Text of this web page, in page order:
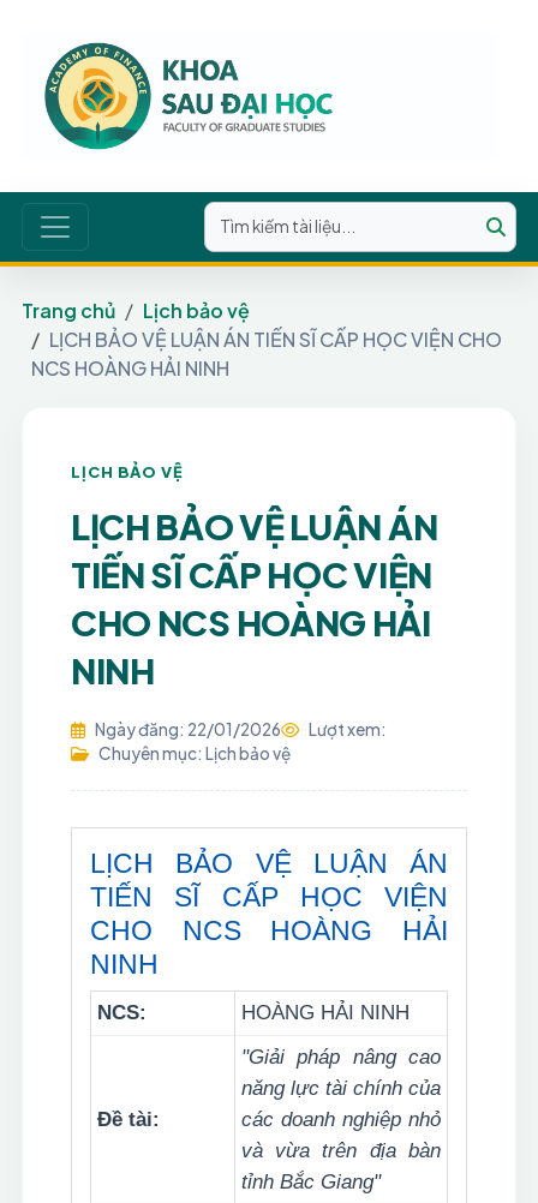
Trang chủ
Lịch bảo vệ
LỊCH BẢO VỆ LUẬN ÁN TIẾN SĨ CẤP HỌC VIỆN CHO
NCS HOÀNG HẢI NINH
LỊCH BẢO VỆ
LỊCH BẢO VỆ LUẬN ÁN
TIẾN SĨ CẤP HỌC VIỆN
CHO NCS HOÀNG HẢI
NINH
Ngày đăng: 22/01/2026
Lượt xem:
Chuyên mục: Lịch bảo vệ
LỊCH BẢO VỆ LUẬN ÁN
TIẾN SĨ CẤP HỌC VIỆN
CHO NCS HOÀNG HẢI
NINH
NCS: HOÀNG HẢI NINH
Đề tài:
"Giải pháp nâng cao
năng lực tài chính của
các doanh nghiệp nhỏ
và vừa trên địa bàn
tỉnh Bắc Giang"